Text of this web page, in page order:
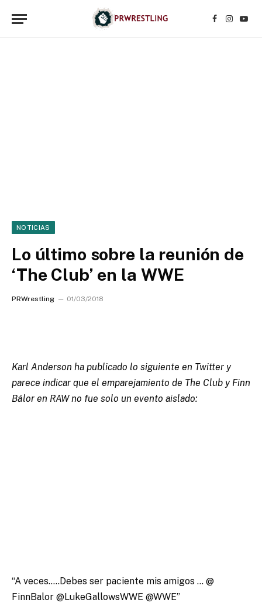
Facebook
NOTICIAS
Lo último sobre la reunión de
‘The Club’ en la WWE
PRWrestling 01/03/2018
Karl Anderson ha publicado lo siguiente en Twitter y
parece indicar que el emparejamiento de The Club y Finn
Bálor en RAW no fue solo un evento aislado:
“A veces…..Debes ser paciente mis amigos … @
FinnBalor @LukeGallowsWWE @WWE”